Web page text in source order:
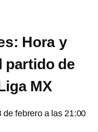
Hora y
partido de
MX
de febrero a las 21:00